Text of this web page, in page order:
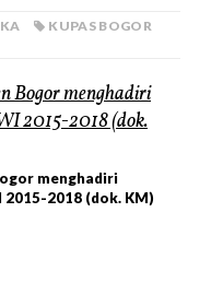
KUPAS BOGOR
menghadiri
2015-2018 (dok. KM)